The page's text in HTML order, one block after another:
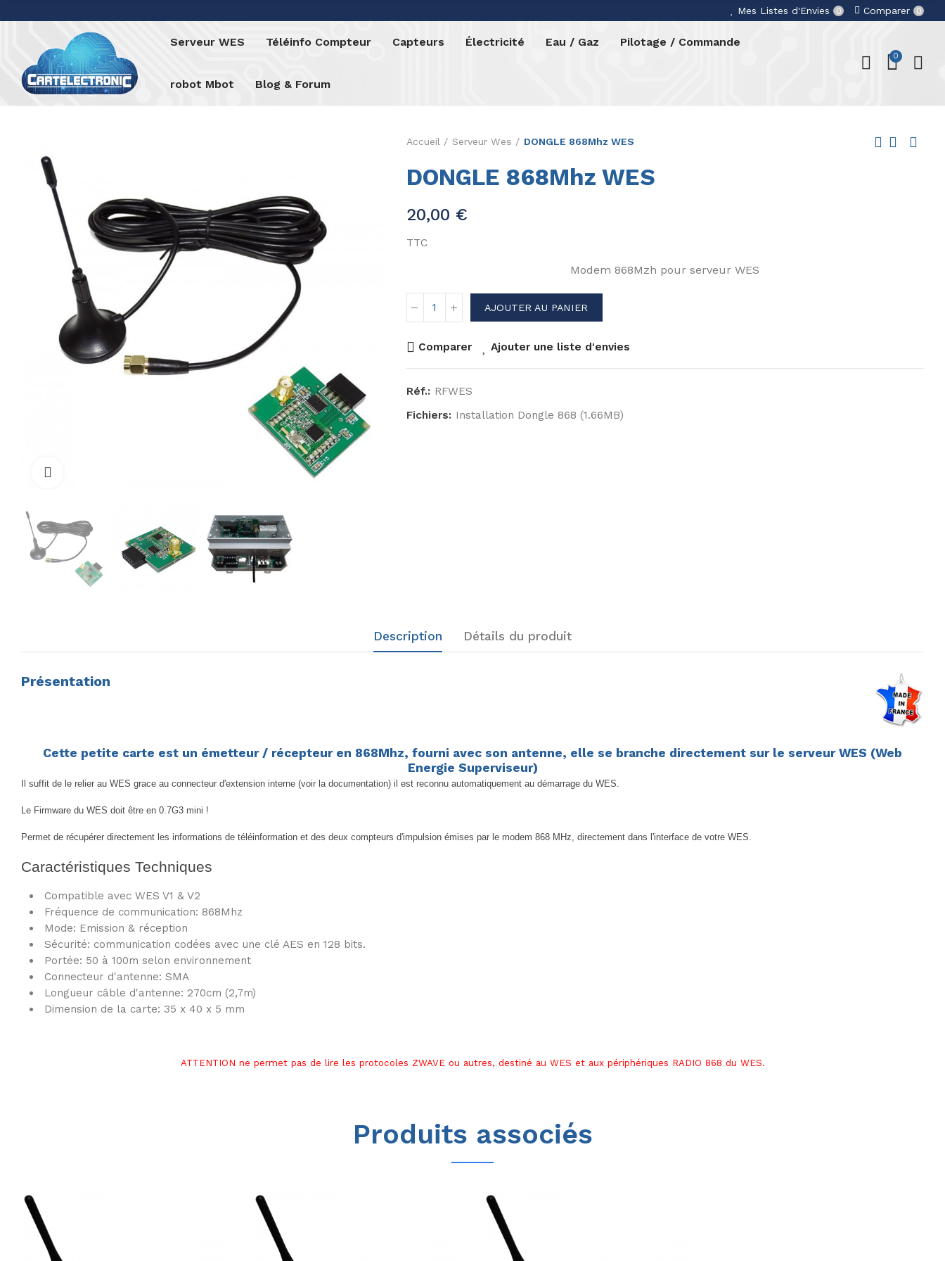
Mes Listes d'Envies 0 Comparer 0
Serveur WES Téléinfo Compteur Capteurs Électricité Eau / Gaz Pilotage / Commande
robot Mbot Blog & Forum
0
Accueil Serveur Wes DONGLE 868Mhz WES
DONGLE 868Mhz WES
20,00 €
TTC
Modem 868Mzh pour serveur WES
AJOUTER AU PANIER
Comparer Ajouter une liste d'envies
Réf.: RFWES
Fichiers: Installation Dongle 868 (1.66MB)
Description Détails du produit
Présentation
Cette petite carte est un émetteur / récepteur en 868Mhz, fourni avec son antenne, elle se branche directement sur le serveur WES (Web
Energie Superviseur)
Il suffit de le relier au WES grace au connecteur d'extension interne (voir la documentation) il est reconnu automatiquement au démarrage du WES.
Le Firmware du WES doit être en 0.7G3 mini !
Permet de récupérer directement les informations de téléinformation et des deux compteurs d'impulsion émises par le modem 868 MHz, directement dans l'interface de votre WES.
Caractéristiques Techniques
Compatible avec WES V1 & V2
Fréquence de communication: 868Mhz
Mode: Emission & réception
Sécurité: communication codées avec une clé AES en 128 bits.
Portée: 50 à 100m selon environnement
Connecteur d'antenne: SMA
Longueur câble d'antenne: 270cm (2,7m)
Dimension de la carte: 35 x 40 x 5 mm
ATTENTION ne permet pas de lire les protocoles ZWAVE ou autres, destiné au WES et aux périphériques RADIO 868 du WES.
Produits associés